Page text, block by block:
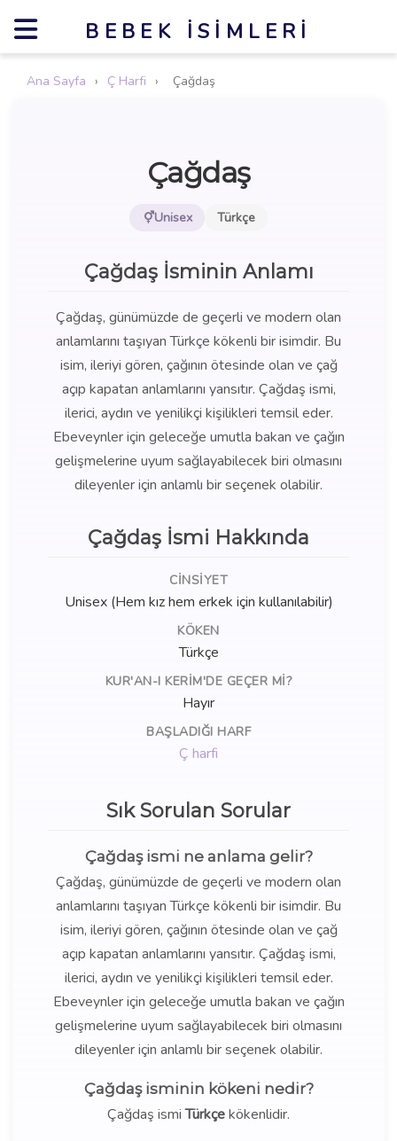
BEBEK İSIMLERI
Ana Sayfa › Ç Harfi › Çağdaş
Çağdaş
Unisex Türkçe
Çağdaş İsminin Anlamı
Çağdaş, günümüzde de geçerli ve modern olan
anlamlarını taşıyan Türkçe kökenli bir isimdir. Bu
isim, ileriyi gören, çağının ötesinde olan ve çağ
açıp kapatan anlamlarını yansıtır. Çağdaş ismi,
ilerici, aydın ve yenilikçi kişilikleri temsil eder.
Ebeveynler için geleceğe umutla bakan ve çağın
gelişmelerine uyum sağlayabilecek biri olmasını
dileyenler için anlamlı bir seçenek olabilir.
Çağdaş İsmi Hakkında
CINSIYET
Unisex (Hem kız hem erkek için kullanılabilir)
KÖKEN
Türkçe
KUR'AN-I KERIM'DE GEÇER MI?
Hayır
BAŞLADIĞI HARF
Ç harfi
Sık Sorulan Sorular
Çağdaş ismi ne anlama gelir?
Çağdaş, günümüzde de geçerli ve modern olan
anlamlarını taşıyan Türkçe kökenli bir isimdir. Bu
isim, ileriyi gören, çağının ötesinde olan ve çağ
açıp kapatan anlamlarını yansıtır. Çağdaş ismi,
ilerici, aydın ve yenilikçi kişilikleri temsil eder.
Ebeveynler için geleceğe umutla bakan ve çağın
gelişmelerine uyum sağlayabilecek biri olmasını
dileyenler için anlamlı bir seçenek olabilir.
Çağdaş isminin kökeni nedir?
Çağdaş ismiTürkçekökenlidir.